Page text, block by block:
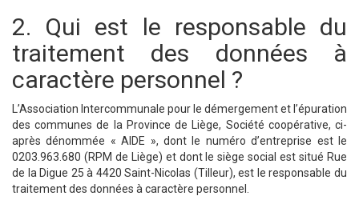
2. Qui est le responsable du
traitement des données à
caractère personnel ?
L’Association Intercommunale pour le démergement et l’épuration
des communes de la Province de Liège, Société coopérative, ci-
après dénommée « AIDE », dont le numéro d’entreprise est le
0203.963.680 (RPM de Liège) et dont le siège social est situé Rue
de la Digue 25 à 4420 Saint-Nicolas (Tilleur), est le responsable du
traitement des données à caractère personnel.